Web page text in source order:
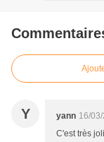
Y yann 16/
C'est très